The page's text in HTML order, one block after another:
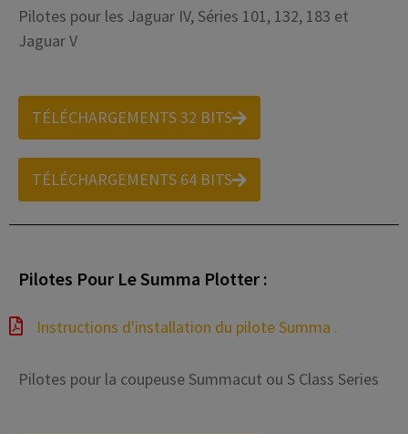
Pilotes pour les Jaguar IV, Séries 101, 132, 183 et
Jaguar V
TÉLÉCHARGEMENTS 32 BITS
TÉLÉCHARGEMENTS 64 BITS
Pilotes Pour Le Summa Plotter :
Instructions d'installation du pilote Summa .
Pilotes pour la coupeuse Summacut ou S Class Series